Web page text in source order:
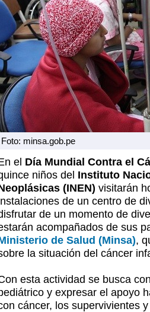
Foto: minsa.gob.pe
el Día Mundial Contra el
niños del Instituto
(INEN) visitarán
de un centro de
de un momento de
acompañados de sus
de Salud (Minsa),
la situación del cáncer
esta actividad se busca
y expresar el apoyo
cáncer, los supervivientes